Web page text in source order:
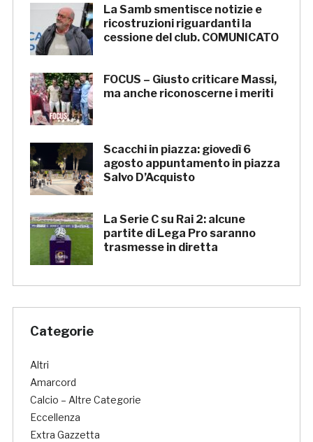
La Samb smentisce notizie e
ricostruzioni riguardanti la
cessione del club. COMUNICATO
FOCUS – Giusto criticare Massi,
ma anche riconoscerne i meriti
Scacchi in piazza: giovedì 6
agosto appuntamento in piazza
Salvo D’Acquisto
La Serie C su Rai 2: alcune
partite di Lega Pro saranno
trasmesse in diretta
Categorie
Altri
Amarcord
Calcio – Altre Categorie
Eccellenza
Extra Gazzetta